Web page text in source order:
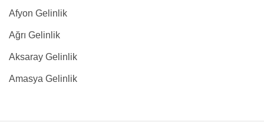
Afyon Gelinlik
Ağrı Gelinlik
Aksaray Gelinlik
Amasya Gelinlik